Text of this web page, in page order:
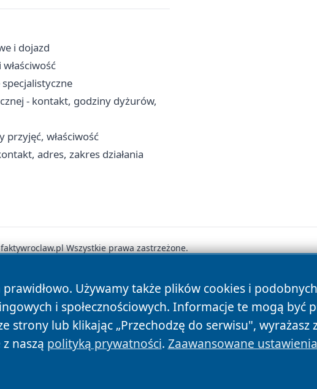
i dojazd
- kontakt, godziny dyżurów,
przyjęć, właściwość
adres, zakres działania
prawidłowo. Używamy także plików cookies i
i społecznościowych. Informacje te mogą być
strony lub klikając „Przechodzę do serwisu", wyrażasz
naszą polityką prywatności. Zaawansowane ustawienia
Wszystkie prawa zastrzeżone.
Polityka Prywatności Polityka Cookies